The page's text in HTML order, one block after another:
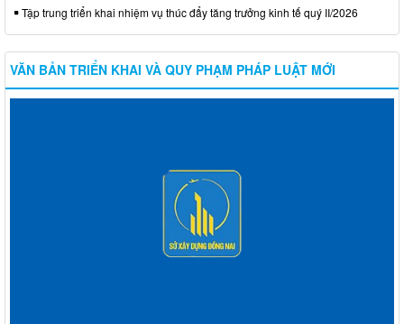
Tập trung triển khai nhiệm vụ thúc đẩy tăng trưởng kinh tế quý II/2026
VĂN BẢN TRIỂN KHAI VÀ QUY PHẠM PHÁP LUẬT MỚI